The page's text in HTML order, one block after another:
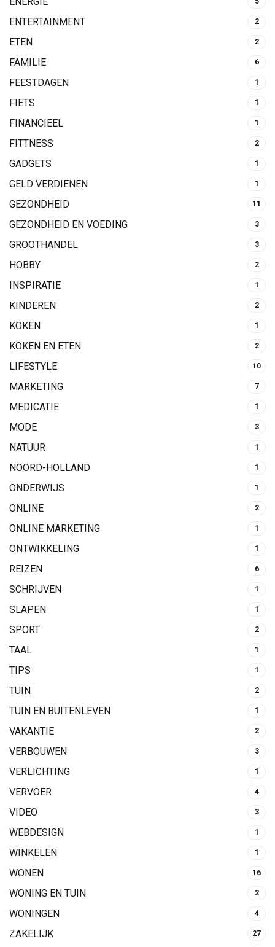
ENTERTAINMENT 2
ETEN 2
FAMILIE 6
FEESTDAGEN 1
FIETS 1
FINANCIEEL 1
FITTNESS 2
GADGETS 1
GELD VERDIENEN 1
GEZONDHEID 11
GEZONDHEID EN VOEDING 3
GROOTHANDEL 3
HOBBY 2
INSPIRATIE 1
KINDEREN 2
KOKEN 1
KOKEN EN ETEN 2
LIFESTYLE 10
MARKETING 7
MEDICATIE 1
MODE 3
NATUUR 1
NOORD-HOLLAND 1
ONDERWIJS 1
ONLINE 2
ONLINE MARKETING 1
ONTWIKKELING 1
REIZEN 6
SCHRIJVEN 1
SLAPEN 1
SPORT 2
TAAL 1
TIPS 1
TUIN 2
TUIN EN BUITENLEVEN 1
VAKANTIE 2
VERBOUWEN 3
VERLICHTING 1
VERVOER 4
VIDEO 3
WEBDESIGN 1
WINKELEN 1
WONEN 16
WONING EN TUIN 2
WONINGEN 4
ZAKELIJK 27